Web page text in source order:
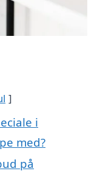
i
med?
på